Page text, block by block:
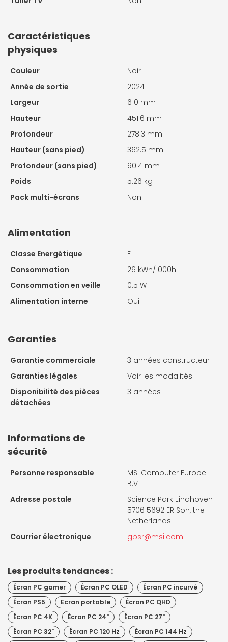
Caractéristiques
physiques
Couleur
Noir
Année de sortie
2024
Largeur
610 mm
Hauteur
451.6 mm
Profondeur
278.3 mm
Hauteur (sans pied)
362.5 mm
Profondeur (sans pied)
90.4 mm
Poids
5.26 kg
Pack multi-écrans
Non
Alimentation
Classe Energétique
F
Consommation
26 kWh/1000h
Consommation en veille
0.5 W
Alimentation interne
Oui
Garanties
Garantie commerciale
3 années constructeur
Garanties légales
Voir les modalités
Disponibilité des pièces
détachées
3 années
Informations de
sécurité
Personne responsable
MSI Computer Europe
B.V
Adresse postale
Science Park Eindhoven
5706 5692 ER Son, the
Netherlands
Courrier électronique
gpsr@msi.com
Les produits tendances :
Écran PC gamer Écran PC OLED
Écran PC incurvé
Écran PS5
Ecran portable
Écran PC QHD
Écran PC 4K
Écran PC 24"
Écran PC 27"
Écran PC 32"
Écran PC 120 Hz
Écran PC 144 Hz